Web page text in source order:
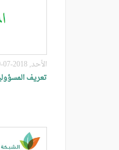
الأحد, 2018-07-29
تعريف